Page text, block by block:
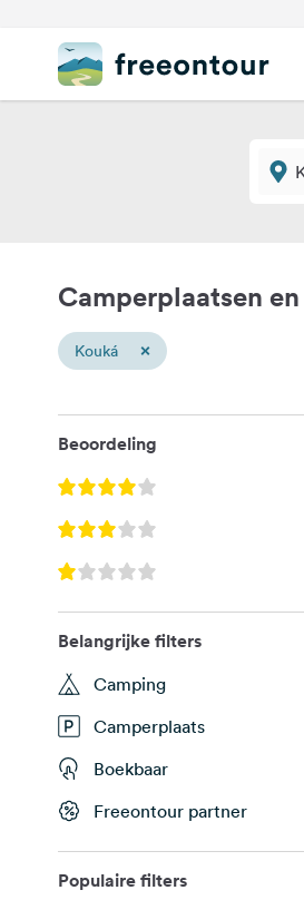
Camperplaatsen
Kouká ×
Beoordeling
Belangrijke filters
Camping
Camperplaats
Boekbaar
Freeontour partner
Populaire filters